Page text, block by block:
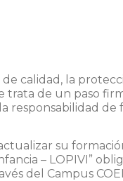
calidad, la
trata de un paso
responsabilidad de
su
– LOPIVI”
del Campus